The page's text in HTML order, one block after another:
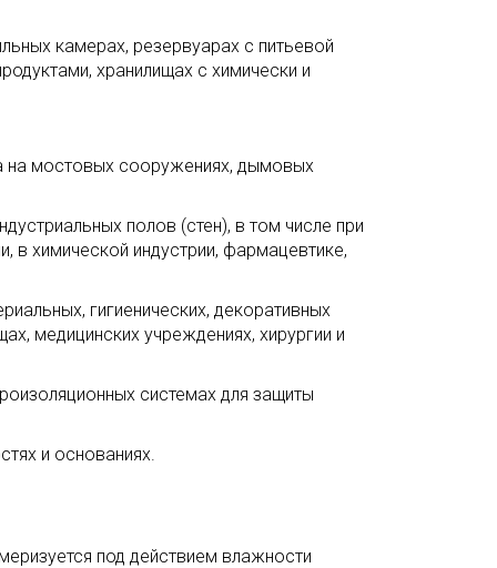
камерах, резервуарах с питьевой
хранилищах с химически и
на мостовых сооружениях, дымовых
полов (стен), в том числе при
в химической индустрии, фармацевтике,
гигиенических, декоративных
медицинских учреждениях, хирургии и
системах для защиты
и основаниях.
под действием влажности